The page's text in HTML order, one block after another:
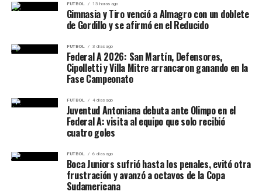
FUTBOL 13 horas ago
Gimnasia y Tiro venció a Almagro con un doblete
de Gordillo y se afirmó en el Reducido
FUTBOL 3 días ago
Federal A 2026: San Martín, Defensores,
Cipolletti y Villa Mitre arrancaron ganando en la
Fase Campeonato
FUTBOL 4 días ago
Juventud Antoniana debuta ante Olimpo en el
Federal A: visita al equipo que solo recibió
cuatro goles
FUTBOL 6 días ago
Boca Juniors sufrió hasta los penales, evitó otra
frustración y avanzó a octavos de la Copa
Sudamericana